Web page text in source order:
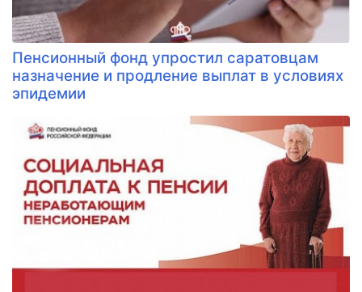
Пенсионный фонд упростил саратовцам
назначение и продление выплат в условиях
эпидемии